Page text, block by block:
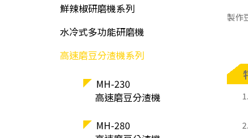
鮮辣椒研磨機系列
水冷式多功能研磨機
高速磨豆分渣機系列
MH-230
高速磨豆分渣機
MH-280
製作